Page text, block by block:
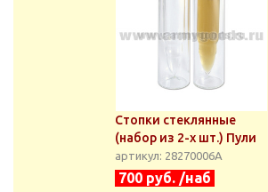
Стопки стеклянные
(набор из 2-х шт.) Пули
артикул: 28270006А
700 руб. /наб